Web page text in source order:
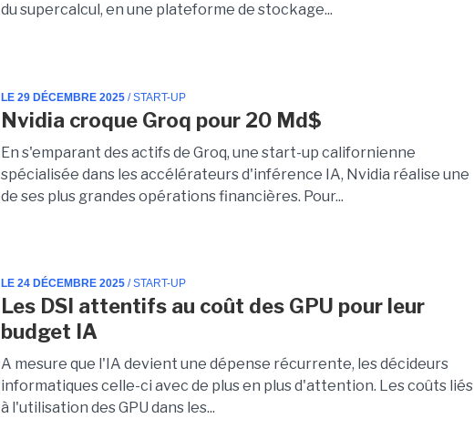
du supercalcul, en une plateforme de stockage...
LE 29 DÉCEMBRE 2025 / START-UP
Nvidia croque Groq pour 20 Md$
En s'emparant des actifs de Groq, une start-up californienne
spécialisée dans les accélérateurs d'inférence IA, Nvidia réalise une
de ses plus grandes opérations financières. Pour...
LE 24 DÉCEMBRE 2025 / START-UP
Les DSI attentifs au coût des GPU pour leur
budget IA
A mesure que l'IA devient une dépense récurrente, les décideurs
informatiques celle-ci avec de plus en plus d'attention. Les coûts liés
à l'utilisation des GPU dans les...